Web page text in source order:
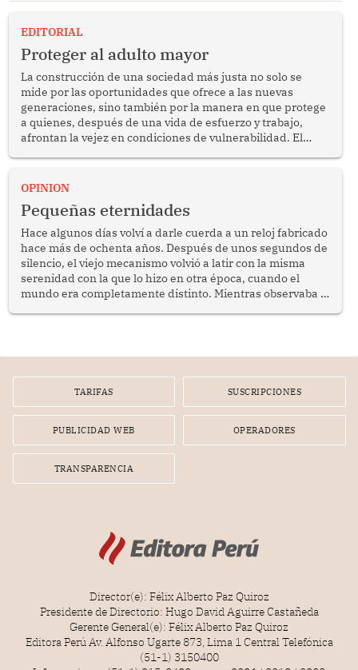
EDITORIAL
Proteger al adulto mayor
La construcción de una sociedad más justa no solo se
mide por las oportunidades que ofrece a las nuevas
generaciones, sino también por la manera en que protege
a quienes, después de una vida de esfuerzo y trabajo,
afrontan la vejez en condiciones de vulnerabilidad. El
bimestrales el subsidio que reciben los beneficiarios del
reflexionar sobre la importancia de fortalecer las políticas
públicas dirigidas a los adultos mayores en pobreza.
OPINION
Pequeñas eternidades
Hace algunos días volví a darle cuerda a un reloj fabricado
hace más de ochenta años. Después de unos segundos de
silencio, el viejo mecanismo volvió a latir con la misma
serenidad con la que lo hizo en otra época, cuando el
mundo era completamente distinto. Mientras observaba el
TARIFAS SUSCRIPCIONES
PUBLICIDAD WEB OPERADORES
TRANSPARENCIA
Director(e): Félix Alberto Paz Quiroz
Presidente de Directorio: Hugo David Aguirre Castañeda
Gerente General(e): Félix Alberto Paz Quiroz
Editora Perú Av. Alfonso Ugarte 873, Lima 1 Central Telefónica
(51-1) 3150400